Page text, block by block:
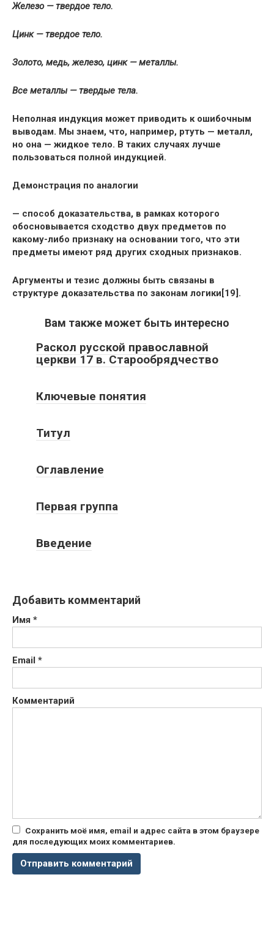
Железо — твердое тело.
Цинк — твердое тело.
Золото, медь, железо, цинк — металлы.
Все металлы — твердые тела.
Неполная индукция может приводить к ошибочным
выводам. Мы знаем, что, например, ртуть — металл,
но она — жидкое тело. В таких случаях лучше
пользоваться полной индукцией.
Демонстрация по аналогии
— способ доказательства, в рамках которого
обосновывается сходство двух предметов по
какому-либо признаку на основании того, что эти
предметы имеют ряд других сходных признаков.
Аргументы и тезис должны быть связаны в
структуре доказательства по законам логики[19].
Вам также может быть интересно
Раскол русской православной
церкви 17 в. Старообрядчество
Ключевые понятия
Титул
Оглавление
Первая группа
Введение
Добавить комментарий
Имя *
Email *
Комментарий
Сохранить моё имя, email и адрес сайта в этом браузере
для последующих моих комментариев.